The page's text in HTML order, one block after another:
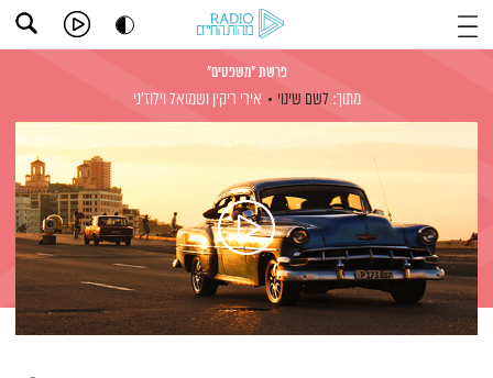
פרשת "משפטים"
מתוך: לשם שינוי אירי ריקין ושמואל וילוז'ני